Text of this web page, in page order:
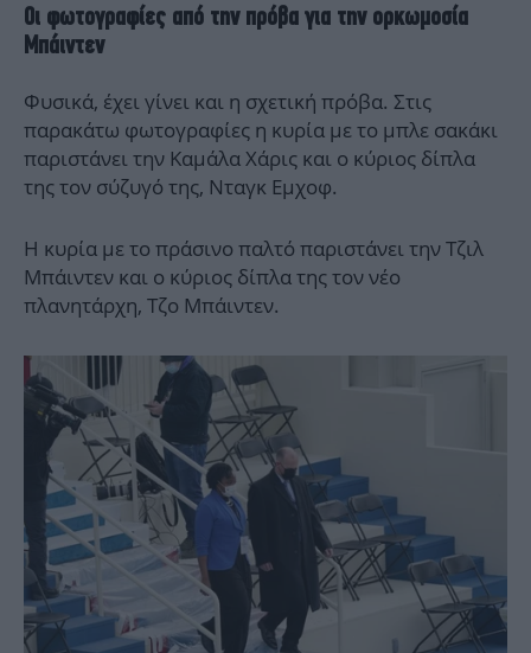
Οι φωτογραφίες από την πρόβα για την ορκωμοσία
Μπάιντεν
Φυσικά, έχει γίνει και η σχετική πρόβα. Στις
παρακάτω φωτογραφίες η κυρία με το μπλε σακάκι
παριστάνει την Καμάλα Χάρις και ο κύριος δίπλα
της τον σύζυγό της, Νταγκ Εμχοφ.
Η κυρία με το πράσινο παλτό παριστάνει την Τζιλ
Μπάιντεν και ο κύριος δίπλα της τον νέο
πλανητάρχη, Τζο Μπάιντεν.